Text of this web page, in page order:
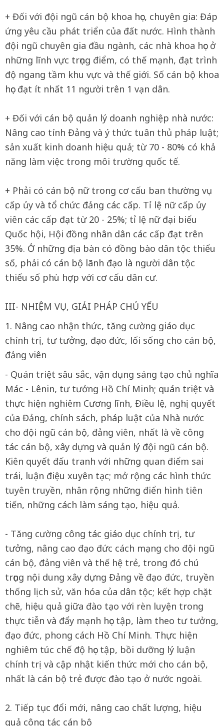
+ Đối với đội ngũ cán bộ khoa học, chuyên gia: Đáp
ứng yêu cầu phát triển của đất nước. Hình thành
đội ngũ chuyên gia đầu ngành, các nhà khoa học ở
những lĩnh vực trọng điểm, có thế mạnh, đạt trình
độ ngang tầm khu vực và thế giới. Số cán bộ khoa
học đạt ít nhất 11 người trên 1 vạn dân.
+ Đối với cán bộ quản lý doanh nghiệp nhà nước:
Nâng cao tính Đảng và ý thức tuân thủ pháp luật;
sản xuất kinh doanh hiệu quả; từ 70 - 80% có khả
năng làm việc trong môi trường quốc tế.
+ Phải có cán bộ nữ trong cơ cấu ban thường vụ
cấp ủy và tổ chức đảng các cấp. Tỉ lệ nữ cấp ủy
viên các cấp đạt từ 20 - 25%; tỉ lệ nữ đại biểu
Quốc hội, Hội đồng nhân dân các cấp đạt trên
35%. Ở những địa bàn có đồng bào dân tộc thiểu
số, phải có cán bộ lãnh đạo là người dân tộc
thiểu số phù hợp với cơ cấu dân cư.
III- NHIỆM VỤ, GIẢI PHÁP CHỦ YẾU
1. Nâng cao nhận thức, tăng cường giáo dục
chính trị, tư tưởng, đạo đức, lối sống cho cán bộ,
đảng viên
- Quán triệt sâu sắc, vận dụng sáng tạo chủ nghĩa
Mác - Lênin, tư tưởng Hồ Chí Minh; quán triệt và
thực hiện nghiêm Cương lĩnh, Điều lệ, nghị quyết
của Đảng, chính sách, pháp luật của Nhà nước
cho đội ngũ cán bộ, đảng viên, nhất là về công
tác cán bộ, xây dựng và quản lý đội ngũ cán bộ.
Kiên quyết đấu tranh với những quan điểm sai
trái, luận điệu xuyên tạc; mở rộng các hình thức
tuyên truyền, nhân rộng những điển hình tiên
tiến, những cách làm sáng tạo, hiệu quả.
- Tăng cường công tác giáo dục chính trị, tư
tưởng, nâng cao đạo đức cách mạng cho đội ngũ
cán bộ, đảng viên và thế hệ trẻ, trong đó chú
trọng nội dung xây dựng Đảng về đạo đức, truyền
thống lịch sử, văn hóa của dân tộc; kết hợp chặt
chẽ, hiệu quả giữa đào tạo với rèn luyện trong
thực tiễn và đẩy mạnh học tập, làm theo tư tưởng,
đạo đức, phong cách Hồ Chí Minh. Thực hiện
nghiêm túc chế độ học tập, bồi dưỡng lý luận
chính trị và cập nhật kiến thức mới cho cán bộ,
nhất là cán bộ trẻ được đào tạo ở nước ngoài.
2. Tiếp tục đổi mới, nâng cao chất lượng, hiệu
quả công tác cán bộ